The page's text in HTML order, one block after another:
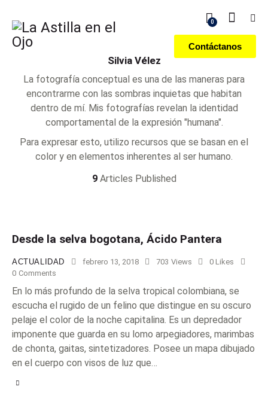
0
Contáctanos
Silvia Vélez
La fotografía conceptual es una de las maneras para
encontrarme con las sombras inquietas que habitan
dentro de mí. Mis fotografías revelan la identidad
comportamental de la expresión "humana".
Para expresar esto, utilizo recursos que se basan en el
color y en elementos inherentes al ser humano.
9Articles Published
Desde la selva bogotana, Ácido Pantera
ACTUALIDAD febrero 13, 2018 703 Views 0 Likes
0 Comments
En lo más profundo de la selva tropical colombiana, se
escucha el rugido de un felino que distingue en su oscuro
pelaje el color de la noche capitalina. Es un depredador
imponente que guarda en su lomo arpegiadores, marimbas
de chonta, gaitas, sintetizadores. Posee un mapa dibujado
en el cuerpo con visos de luz que…